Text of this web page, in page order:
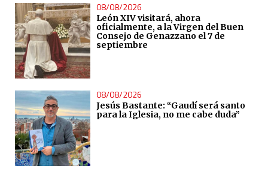
08/08/2026
León XIV visitará, ahora
oficialmente, a la Virgen del Buen
Consejo de Genazzano el 7 de
septiembre
08/08/2026
Jesús Bastante: “Gaudí será santo
para la Iglesia, no me cabe duda”